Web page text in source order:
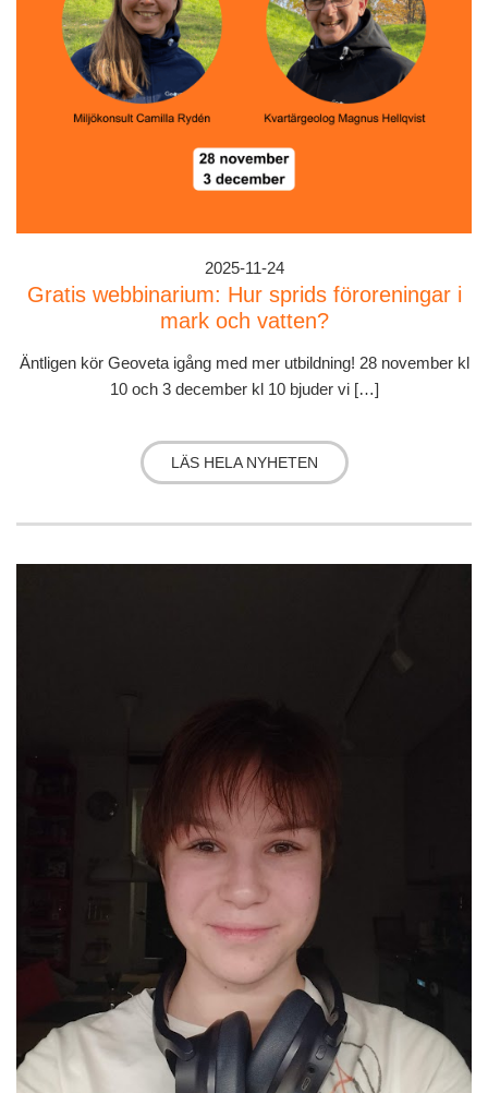
2025-11-24
Gratis webbinarium: Hur sprids föroreningar i
mark och vatten?
Äntligen kör Geoveta igång med mer utbildning! 28 november kl
10 och 3 december kl 10 bjuder vi […]
LÄS HELA NYHETEN